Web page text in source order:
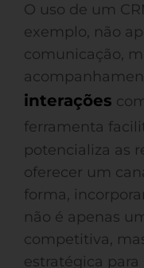
O uso de um
exemplo, não
comunicação,
interações
ferramenta
potencializa as
oferecer um
forma,
não é apenas
competitiva,
estratégica